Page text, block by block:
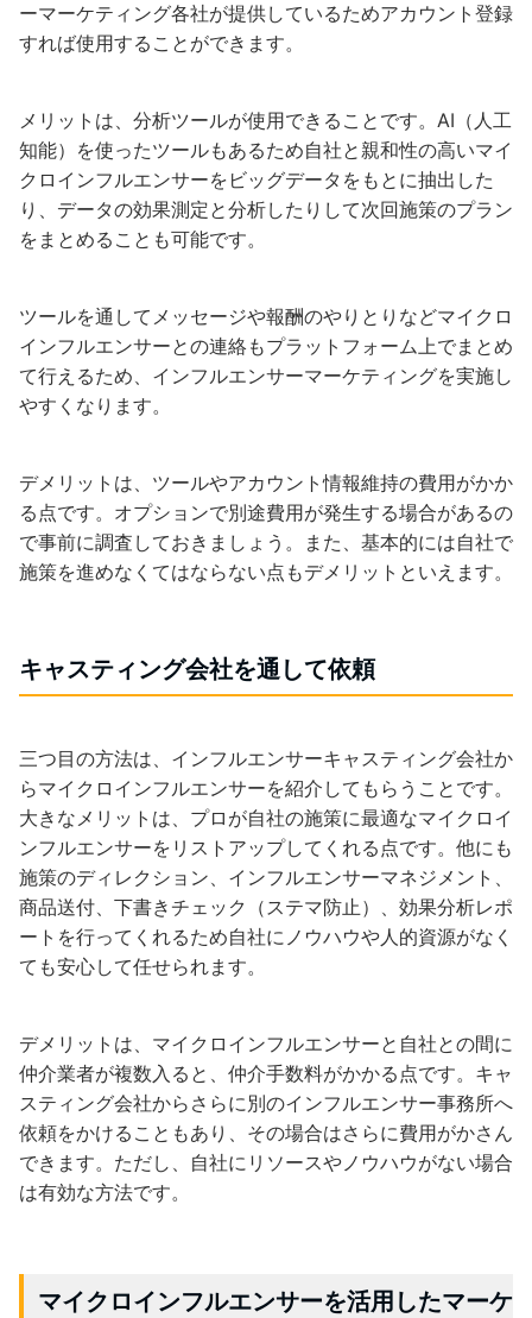
ーマーケティング各社が提供しているためアカウント登録
すれば使用することができます。
メリットは、分析ツールが使用できることです。AI（人工
知能）を使ったツールもあるため自社と親和性の高いマイ
クロインフルエンサーをビッグデータをもとに抽出した
り、データの効果測定と分析したりして次回施策のプラン
をまとめることも可能です。
ツールを通してメッセージや報酬のやりとりなどマイクロ
インフルエンサーとの連絡もプラットフォーム上でまとめ
て行えるため、インフルエンサーマーケティングを実施し
やすくなります。
デメリットは、ツールやアカウント情報維持の費用がかか
る点です。オプションで別途費用が発生する場合があるの
で事前に調査しておきましょう。また、基本的には自社で
施策を進めなくてはならない点もデメリットといえます。
キャスティング会社を通して依頼
三つ目の方法は、インフルエンサーキャスティング会社か
らマイクロインフルエンサーを紹介してもらうことです。
大きなメリットは、プロが自社の施策に最適なマイクロイ
ンフルエンサーをリストアップしてくれる点です。他にも
施策のディレクション、インフルエンサーマネジメント、
商品送付、下書きチェック（ステマ防止）、効果分析レポ
ートを行ってくれるため自社にノウハウや人的資源がなく
ても安心して任せられます。
デメリットは、マイクロインフルエンサーと自社との間に
仲介業者が複数入ると、仲介手数料がかかる点です。キャ
スティング会社からさらに別のインフルエンサー事務所へ
依頼をかけることもあり、その場合はさらに費用がかさん
できます。ただし、自社にリソースやノウハウがない場合
は有効な方法です。
マイクロインフルエンサーを活用したマーケ